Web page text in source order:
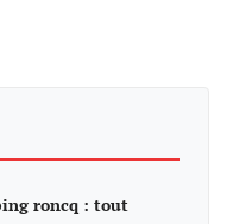
roncq : tout